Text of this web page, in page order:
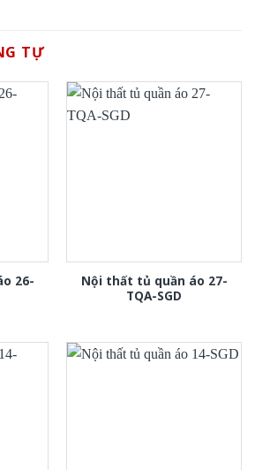
TỰ
26-
Nội thất tủ quần áo 27-
TQA-SGD